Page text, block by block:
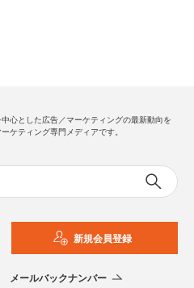
心とした広告／マーケティングの最新動向を
ケティング専門メディアです。
新規会員登録
メールバックナンバー